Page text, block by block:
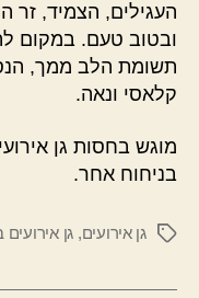
העגילים, הצמיד, זר
ובטוב טעם. במקום
תשומת הלב ממך,
קלאסי ונאה.
מוגש בחסות גן
בניחוח אחר.
תגיותגן אירועים, גן אירועים